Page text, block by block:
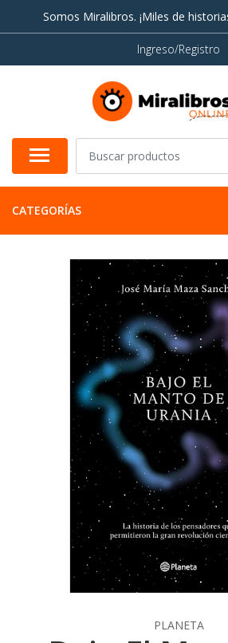
Somos Miralibros. ¡Miles de
Ingreso/Registro
CATEGORÍAS
PLANETA